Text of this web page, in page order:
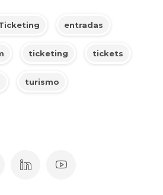
entradas
ticketing tickets
turismo